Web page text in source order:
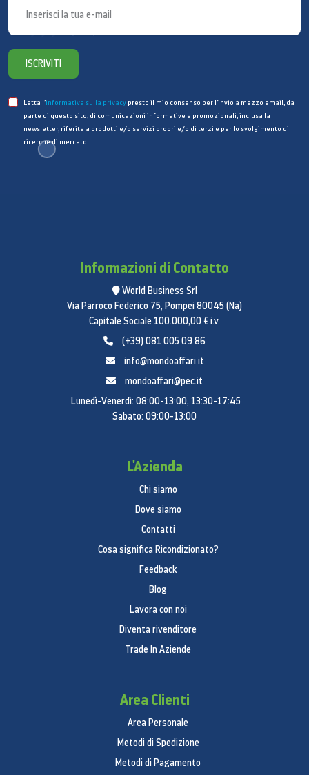
ISCRIVITI
Letta l’informativa sulla privacy presto il mio consenso per l’invio a mezzo email, da
parte di questo sito, di comunicazioni informative e promozionali, inclusa la
newsletter, riferite a prodotti e/o servizi propri e/o di terzi e per lo svolgimento di
ricerche di mercato.
Informazioni di Contatto
World Business Srl
Via Parroco Federico 75, Pompei 80045 (Na)
Capitale Sociale 100.000,00 € i.v.
(+39) 081 005 09 86
info@mondoaffari.it
mondoaffari@pec.it
Lunedì-Venerdì: 08:00-13:00, 13:30-17:45
Sabato: 09:00-13:00
L'Azienda
Chi siamo
Dove siamo
Contatti
Cosa significa Ricondizionato?
Feedback
Blog
Lavora con noi
Diventa rivenditore
Trade In Aziende
Area Clienti
Area Personale
Metodi di Spedizione
Metodi di Pagamento